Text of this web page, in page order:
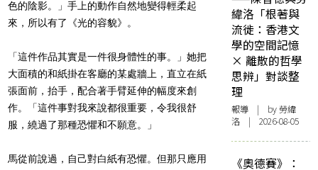
色的陰影。」手上的動作自然地變得輕柔起
來，所以有了《光的容貌》。
「這件作品其實是一件很身體性的事。」她把
大面積的和紙掛在客廳的某處牆上，直立在紙
張面前，抬手，配合著手臂延伸的幅度來創
作。「這件事對我來說都很重要，令我很舒
服，繞過了那種恐懼和不願意。」
馬從前說過，自己對白紙有恐懼。但那只應用
緯洛「根著與
流徙：香港文
學的空間記憶
× 離散的哲學
思辨」對談整
理
報導 | by 勞緯
洛 | 2026-08-05
《奧德賽》：